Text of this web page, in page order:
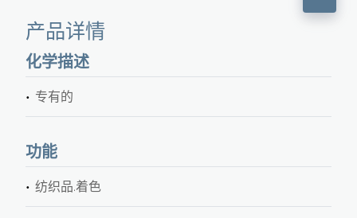
产品详情
化学描述
专有的
功能
纺织品.着色